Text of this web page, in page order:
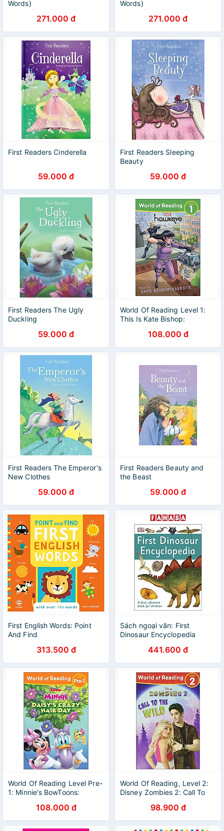
Words)
271.000 đ
Words)
271.000 đ
First Readers Cinderella
59.000 đ
First Readers Sleeping
Beauty
59.000 đ
First Readers The Ugly
Duckling
59.000 đ
World Of Reading Level 1:
This Is Kate Bishop:
108.000 đ
First Readers The Emperor's
New Clothes
59.000 đ
First Readers Beauty and
the Beast
59.000 đ
First English Words: Point
And Find
313.500 đ
Sách ngoại văn: First
Dinosaur Encyclopedia
441.600 đ
World Of Reading Level Pre-
1: Minnie's BowToons:
108.000 đ
World Of Reading, Level 2:
Disney Zombies 2: Call To
98.900 đ